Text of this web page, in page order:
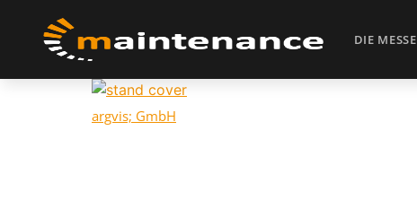
DIE MESSE
argvis; GmbH